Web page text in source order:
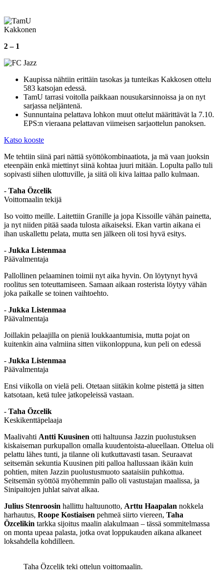
Kakkonen
2 – 1
Kaupissa nähtiin erittäin tasokas ja tunteikas Kakkosen ottelu
583 katsojan edessä.
TamU tarrasi voitolla paikkaan nousu­karsinnoissa ja on nyt
sarjassa neljäntenä.
Sunnuntaina pelattava lohkon muut ottelut määrittävät la 7.10.
EPS:n vieraana pelattavan viimeisen sarja­ottelun panoksen.
Katso kooste
Me tehtiin siinä pari nättiä syöttökombinaatiota, ja mä vaan juoksin
eteenpäin enkä miettinyt siinä kohtaa juuri mitään. Lopulta pallo tuli
sopivasti siihen ulottuville, ja siitä oli kiva laittaa pallo kulmaan.
- Taha Özcelik
Voittomaalin tekijä
Iso voitto meille. Laitettiin Granille ja jopa Kissoille vähän painetta,
ja nyt niiden pitää saada tulosta aikaiseksi. Ekan vartin aikana ei
ihan uskallettu pelata, mutta sen jälkeen oli tosi hyvä esitys.
- Jukka Listenmaa
Päävalmentaja
Pallollinen pelaaminen toimii nyt aika hyvin. On löytynyt hyvä
roolitus sen toteuttamiseen. Samaan aikaan rosterista löytyy vähän
joka paikalle se toinen vaihtoehto.
- Jukka Listenmaa
Päävalmentaja
Joillakin pelaajilla on pieniä loukkaantumisia, mutta pojat on
kuitenkin aina valmiina sitten viikonloppuna, kun peli on edessä
- Jukka Listenmaa
Päävalmentaja
Ensi viikolla on vielä peli. Otetaan siitäkin kolme pistettä ja sitten
katsotaan, ketä tulee jatkopeleissä vastaan.
- Taha Özcelik
Keskikenttäpelaaja
Maalivahti Antti Kuusinen otti haltuunsa Jazzin puolustuksen
kiskaiseman purkupallon omalla kuudentoista-alueellaan. Ottelua oli
pelattu lähes tunti, ja tilanne oli kutkuttavasti tasan. Seuraavat
seitsemän sekuntia Kuusinen piti palloa hallussaan ikään kuin
pohtien, miten Jazzin puolustusmuoto saataisiin puhkottua.
Seitsemän syöttöä myöhemmin pallo oli vastustajan maalissa, ja
Sinipaitojen juhlat saivat alkaa.
Julius Stenroosin hallittu haltuunotto, Arttu Haapalan nokkela
harhautus, Roope Kostiaisen pehmeä siirto viereen, Taha
Özcelikin tarkka sijoitus maalin alakulmaan – tässä sommitelmassa
on monta upeaa palasta, jotka ovat loppukauden aikana alkaneet
loksahdella kohdilleen.
Taha Özcelik teki ottelun voittomaalin.